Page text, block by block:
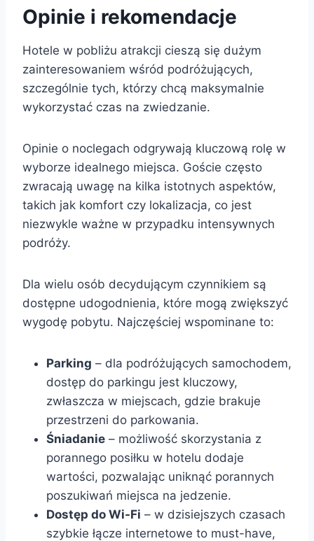
Opinie i rekomendacje
Hotele w pobliżu atrakcji cieszą się dużym
zainteresowaniem wśród podróżujących,
szczególnie tych, którzy chcą maksymalnie
wykorzystać czas na zwiedzanie.
Opinie o noclegach odgrywają kluczową rolę w
wyborze idealnego miejsca. Goście często
zwracają uwagę na kilka istotnych aspektów,
takich jak komfort czy lokalizacja, co jest
niezwykle ważne w przypadku intensywnych
podróży.
Dla wielu osób decydującym czynnikiem są
dostępne udogodnienia, które mogą zwiększyć
wygodę pobytu. Najczęściej wspominane to:
Parking – dla podróżujących samochodem,
dostęp do parkingu jest kluczowy,
zwłaszcza w miejscach, gdzie brakuje
przestrzeni do parkowania.
Śniadanie – możliwość skorzystania z
porannego posiłku w hotelu dodaje
wartości, pozwalając uniknąć porannych
poszukiwań miejsca na jedzenie.
Dostęp do Wi-Fi – w dzisiejszych czasach
szybkie łącze internetowe to must-have,